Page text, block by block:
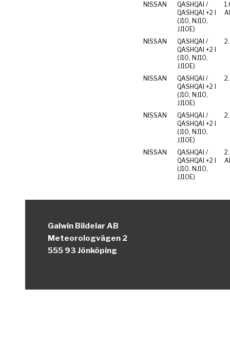
NISSAN
QASHQAI /
QASHQAI +2 I
(J10, NJ10,
JJ10E)
NISSAN
QASHQAI /
QASHQAI +2 I
(J10, NJ10,
JJ10E)
NISSAN
QASHQAI /
QASHQAI +2 I
(J10, NJ10,
JJ10E)
NISSAN
QASHQAI /
QASHQAI +2 I
(J10, NJ10,
JJ10E)
NISSAN
QASHQAI /
QASHQAI +2 I
(J10, NJ10,
JJ10E)
Galwin Bildelar AB
Meteorologvägen 2
555 93 Jönköping